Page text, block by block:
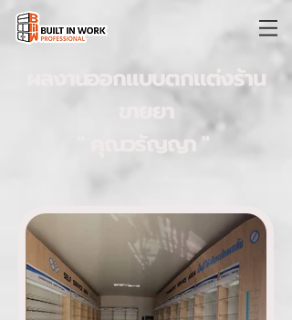
ผลงานออกแบบตกแต่งร้าน
ขายยา
" คุณวรัญญา "